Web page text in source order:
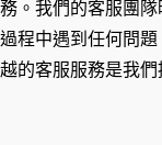
。我們的客服團
程中遇到任何問
的客服服務是我